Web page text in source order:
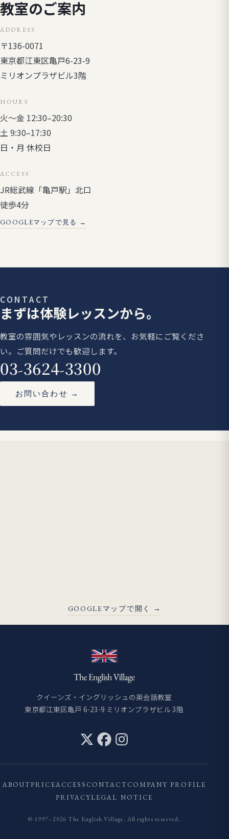
教室のご案内
ADDRESS
〒136-0071
東京都江東区亀戸6-23-9
ミリオンプラザビル3階
HOURS
火〜金 12:30–20:30
土 9:30–17:30
日・月 休校日
ACCESS
JR総武線「亀戸駅」北口
徒歩4分
GOOGLEマップで見る →
CONTACT
まずは体験レッスンから。
教室の雰囲気やレッスンの流れを、お気軽にご覧くださ
い。ご質問だけでも歓迎します。
03-3624-3300
お問い合わせ →
GOOGLEマップで開く →
クイーンズ・イングリッシュの英会話教室
東京都江東区亀戸 6-23-9 ミリオンプラザビル 3階
ABOUTPRICEACCESS CONTACTCOMPANY PROFILE
PRIVACYLEGAL NOTICE
© 1997–2026 The English Village. All rights reserved.